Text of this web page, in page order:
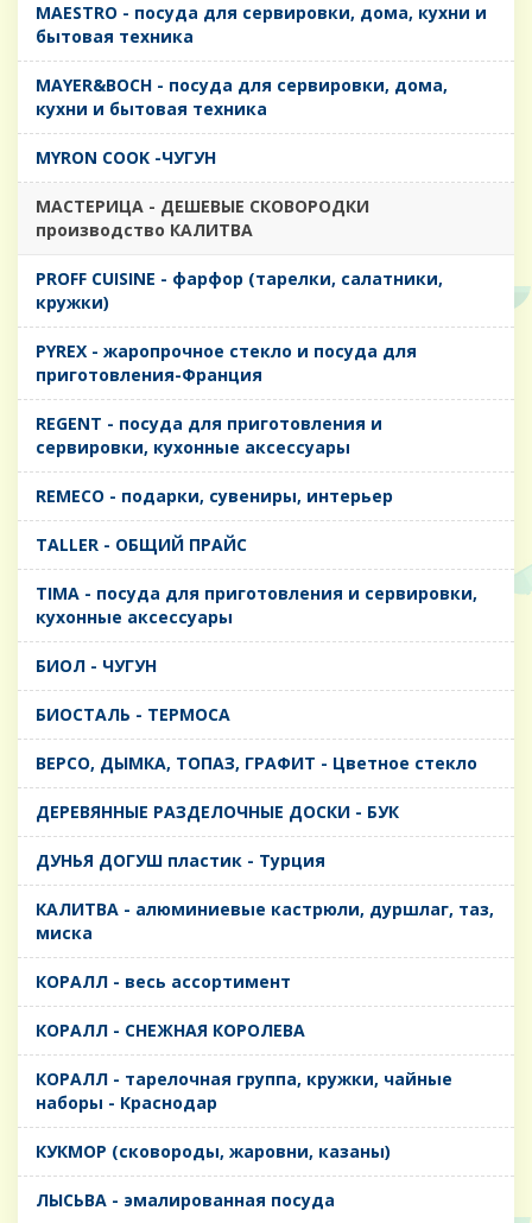
MAESTRO - посуда для сервировки, дома, кухни и
бытовая техника
MAYER&BOCH - посуда для сервировки, дома,
кухни и бытовая техника
MYRON COOK -ЧУГУН
MАСТЕРИЦА - ДЕШЕВЫЕ СКОВОРОДКИ
производство КАЛИТВА
PROFF CUISINE - фарфор (тарелки, салатники,
кружки)
PYREX - жаропрочное стекло и посуда для
приготовления-Франция
REGENT - посуда для приготовления и
сервировки, кухонные аксессуары
REMECO - подарки, сувениры, интерьер
TALLER - ОБЩИЙ ПРАЙС
TIMA - посуда для приготовления и сервировки,
кухонные аксессуары
БИОЛ - ЧУГУН
БИОСТАЛЬ - ТЕРМОСА
ВЕРСО, ДЫМКА, ТОПАЗ, ГРАФИТ - Цветное стекло
ДЕРЕВЯННЫЕ РАЗДЕЛОЧНЫЕ ДОСКИ - БУК
ДУНЬЯ ДОГУШ пластик - Турция
КАЛИТВА - алюминиевые кастрюли, дуршлаг, таз,
миска
КОРАЛЛ - весь ассортимент
КОРАЛЛ - СНЕЖНАЯ КОРОЛЕВА
КОРАЛЛ - тарелочная группа, кружки, чайные
наборы - Краснодар
КУКМОР (сковороды, жаровни, казаны)
ЛЫСЬВА - эмалированная посуда